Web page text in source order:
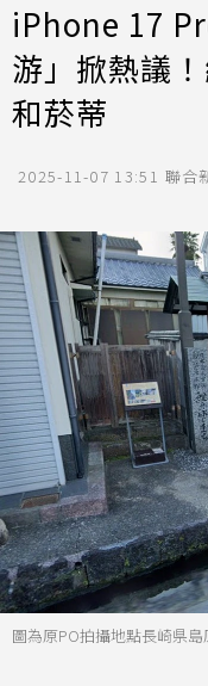
iPhone 17
游」掀熱議
和菸蒂
2025-11-07 13:51 聯合
圖為原PO拍攝地點長崎県